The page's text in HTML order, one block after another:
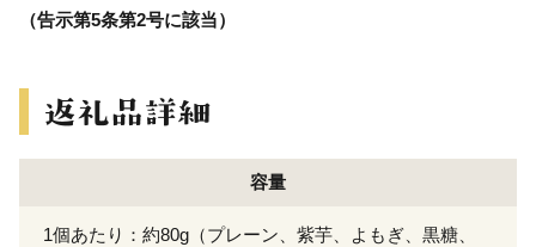
（告示第5条第2号に該当）
容量
1個あたり：約80g（プレーン、紫芋、よもぎ、黒糖、